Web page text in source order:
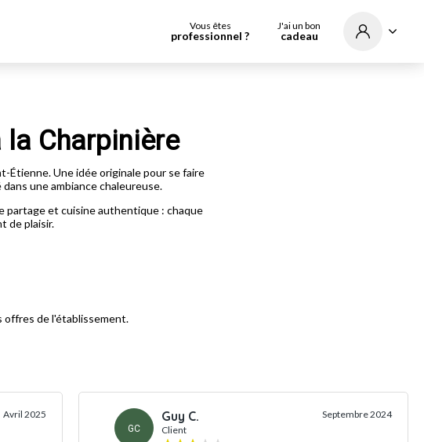
Vous êtes
professionnel ?
J'ai un bon
cadeau
Charpinière
Étienne. Une idée originale pour se faire
une ambiance chaleureuse.
partage et cuisine authentique : chaque
de plaisir.
offres de l'établissement.
Avril 2025
GC
Guy C.
Client
Septembre 2024